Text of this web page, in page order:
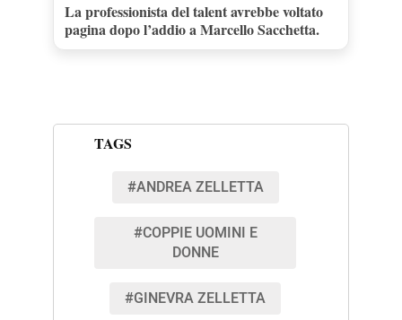
La professionista del talent avrebbe voltato
pagina dopo l’addio a Marcello Sacchetta.
TAGS
#ANDREA ZELLETTA
#COPPIE UOMINI E
DONNE
#GINEVRA ZELLETTA